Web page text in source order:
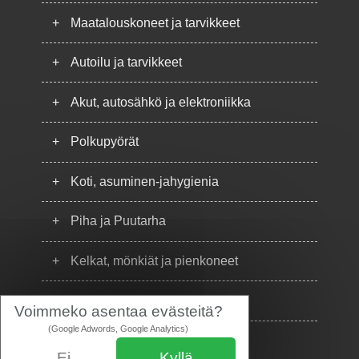
Voimmeko asentaa evästeitä?
(Google Adwords, Google Analytics)
+ Maatalouskoneet ja tarvikkeet
+ Autoilu ja tarvikkeet
+ Akut, autosähkö ja elektroniikka
+ Polkupyörät
+ Koti, asuminen-jahygienia
+ Piha ja Puutarha
+ Kelkat, mönkiät ja pienkoneet
+ Puhelimet